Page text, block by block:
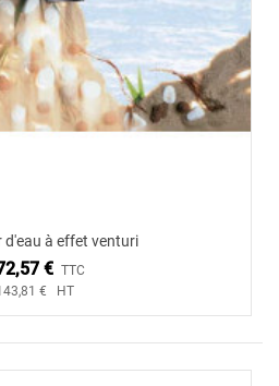
d'eau à effet venturi
€ TTC
€ HT